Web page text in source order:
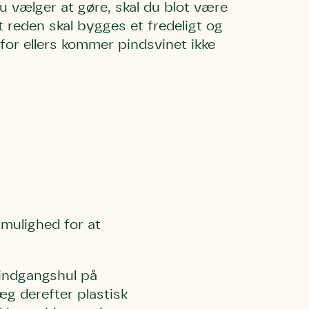
vælger at gøre, skal du blot være
skal bygges et fredeligt og
ellers kommer pindsvinet ikke
for at
på
derefter plastisk
må
Kolding
gerne